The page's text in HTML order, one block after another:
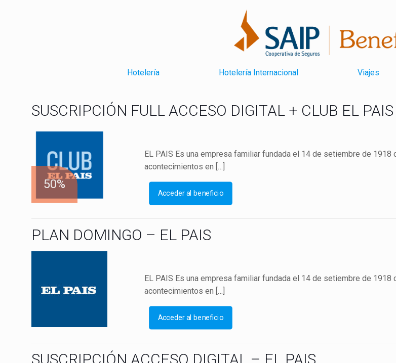
Hotelería Hotelería Internacional Viajes
SUSCRIPCIÓN FULL ACCESO DIGITAL + CLUB EL
50%
EL PAIS Es una empresa familiar fundada el 14 de setiembre de
acontecimientos en […]
Acceder al beneficio
PLAN DOMINGO – EL PAIS
EL PAIS Es una empresa familiar fundada el 14 de setiembre de
acontecimientos en […]
Acceder al beneficio
SUSCRIPCIÓN ACCESO DIGITAL – EL PAIS